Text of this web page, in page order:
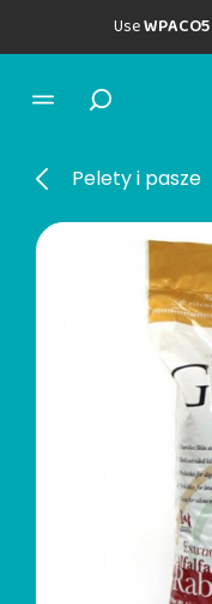
UseWPACO5
Pelety i pasze